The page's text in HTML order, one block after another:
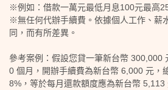
※例如：借款一萬元最低月息100元最高
※無任何代辦手續費。依據個人工作、薪
同，而有所差異。
參考案例：假設您貸一筆新台幣 300,000
0 個月，開辦手續費為新台幣 6,000 元，
8%，等於每月還款額度應為新台幣